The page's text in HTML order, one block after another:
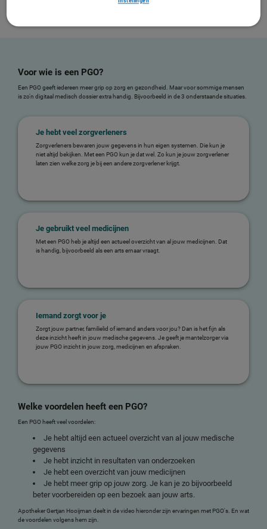
Voor wie is een PGO?
Een PGO geeft iedereen meer grip op zorg en gezondheid. Maar voor sommige mensen
is zo'n digitaal medisch dossier extra handig. Bijvoorbeeld in de 3 onderstaande situaties.
Je hebt veel zorgverleners
Zorgverleners bewaren jouw gegevens in hun eigen systemen. Die kun je
niet altijd bekijken. Met een PGO kun je dat wel. Zo kun je jouw zorgverlener
laten zien welke zorg je bij een andere zorgverlener krijgt.
Je gebruikt veel medicijnen
Met een PGO heb je altijd een actueel overzicht van al jouw medicijnen. Dat
is handig, bijvoorbeeld als een arts ernaar vraagt.
Iemand zorgt voor je
Zorgt jouw partner, familielid of iemand anders voor jou? Dan is het fijn als
deze inzicht heeft in jouw medische gegevens. Je geeft je mantelzorger via
jouw PGO inzicht in jouw zorg, medicijnen en afspraken.
Welke voordelen heeft een PGO?
Een PGO heeft veel voordelen:
Je hebt altijd een actueel overzicht van al jouw medische
gegevens
Je hebt inzicht in resultaten van onderzoeken
Je hebt een overzicht van jouw medicijnen
Je hebt meer grip op jouw zorg. Je kan je zo bijvoorbeeld
beter voorbereiden op een bezoek aan jouw arts.
Apotheker Gertjan Hooijman deelt in de video hieronder zijn ervaringen met PGO's. En wat
de voordelen volgens hem zijn.